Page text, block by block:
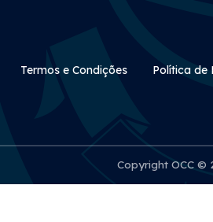
Rodapé
Termos e Condições Política de
Copyright OCC ©